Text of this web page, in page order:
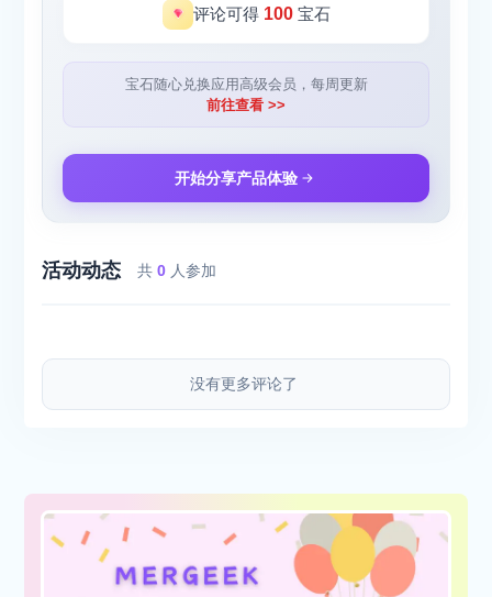
评论可得 100宝石
宝石随心兑换应用高级会员，每周更新
前往查看 >>
开始分享产品体验
活动动态 共0 人参加
没有更多评论了